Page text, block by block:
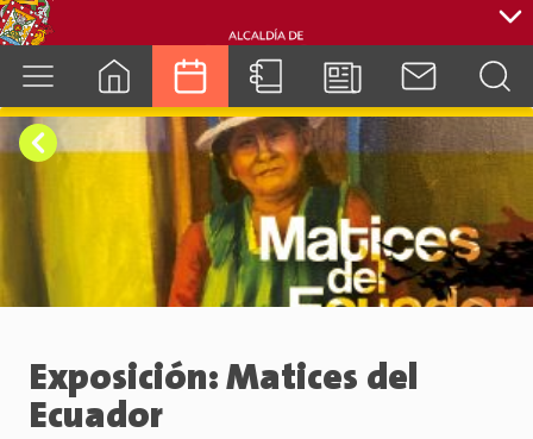
cuenca.gob.ec
Exposición: Matices del
Ecuador